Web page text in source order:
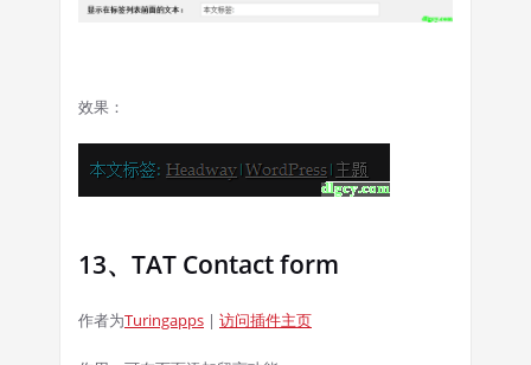
效果：
13、TAT Contact form
作者为Turingapps | 访问插件主页